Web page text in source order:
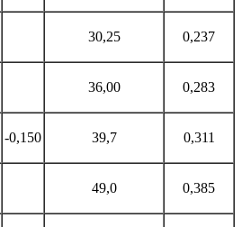
30,25 0,237
36,00 0,283
-0,150 39,7 0,311
49,0 0,385